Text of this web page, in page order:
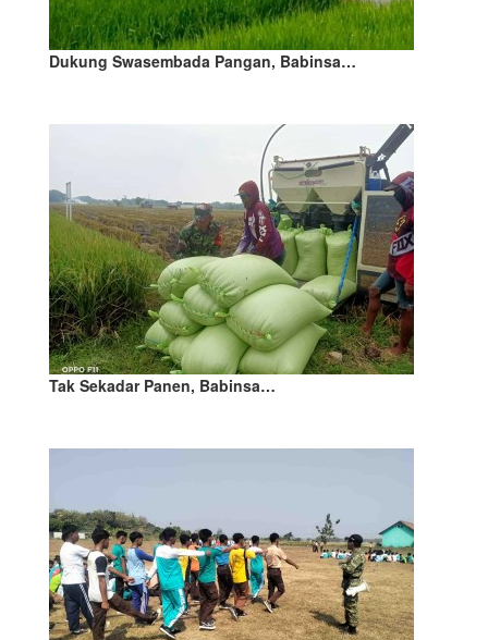
Dukung Swasembada Pangan, Babinsa…
Tak Sekadar Panen, Babinsa…